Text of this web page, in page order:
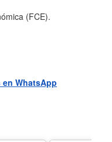
(FCE).
León nos adentra a
WhatsApp